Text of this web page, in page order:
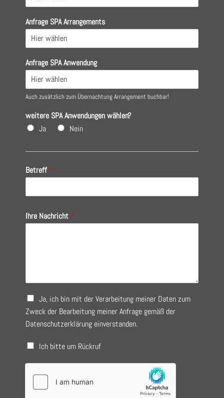
Anfrage SPA Arrangements
Anfrage SPA Anwendung
Auch zusätzlich zum Übernachtung Arrangement buchbar!
weitere SPA Anwendungen wählen?
Ja
Nein
Betreff*
Ihre Nachricht *
A
u
s
w
h
e
Ja, ich bin mit der Verarbeitung meiner Daten zum
Zweck der Bearbeitung meiner Anfrage gemäß der
Datenschutzerklärung einverstanden.
Ich bitte um Rückruf